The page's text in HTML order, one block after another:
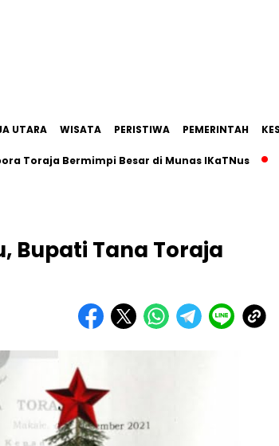
UTARA WISATA PERISTIWA PEMERINTAH
Bermimpi Besar di Munas IKaTNus
Bupati Tana Toraja